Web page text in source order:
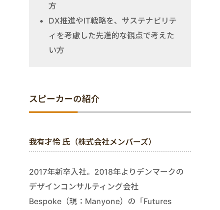
方
DX推進やIT戦略を、サステナビリテ
ィを考慮した先進的な観点で考えた
い方
スピーカーの紹介
我有才怜 氏（株式会社メンバーズ）
2017年新卒入社。2018年よりデンマークの
デザインコンサルティング会社
Bespoke（現：Manyone）の「Futures